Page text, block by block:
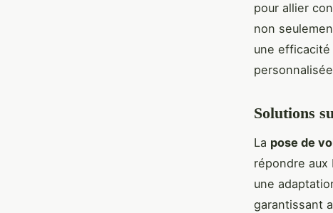
pour allier
non
une
Solutions
La pose de
répondre
une
garantissant